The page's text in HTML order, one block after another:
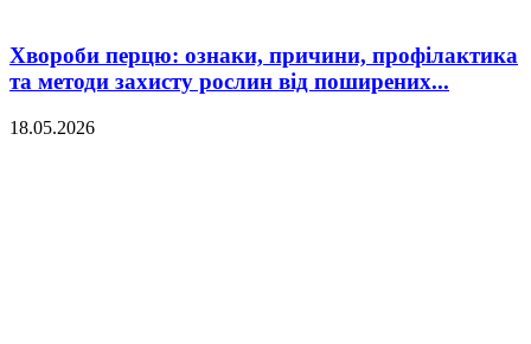
Хвороби перцю: ознаки, причини, профілактика
та методи захисту рослин від поширених...
18.05.2026